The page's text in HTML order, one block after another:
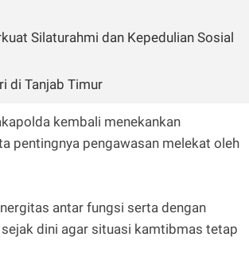
Silaturahmi dan Kepedulian Sosial
di Tanjab Timur
kembali menekankan
pentingnya pengawasan melekat oleh
antar fungsi serta dengan
dini agar situasi kamtibmas tetap